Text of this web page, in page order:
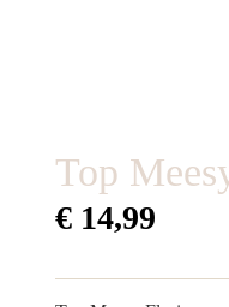
Top
€14,99